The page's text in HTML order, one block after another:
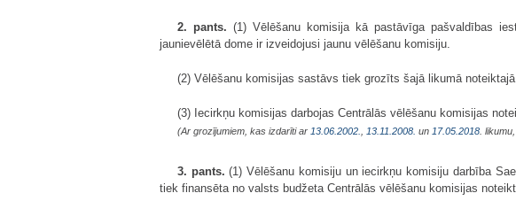
2. pants. (1) Vēlēšanu komisija kā pastāvīga pašvaldības
jaunievēlētā dome ir izveidojusi jaunu vēlēšanu komisiju.
(2) Vēlēšanu komisijas sastāvs tiek grozīts šajā likumā
(3) Iecirkņu komisijas darbojas Centrālās vēlēšanu komisijas
(Ar grozījumiem, kas izdarīti ar 13.06.2002. 13.11.2008. un 17.05.2018 .
3. pants. (1) Vēlēšanu komisiju un iecirkņu komisiju darbība
tiek finansēta no valsts budžeta Centrālās vēlēšanu komisijas